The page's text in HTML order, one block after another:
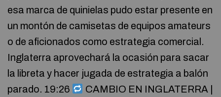
esa marca de quinielas pudo estar presente en
un montón de camisetas de equipos amateurs
o de aficionados como estrategia comercial.
Inglaterra aprovechará la ocasión para sacar
la libreta y hacer jugada de estrategia a balón
parado. 19:26
CAMBIO EN INGLATERRA |